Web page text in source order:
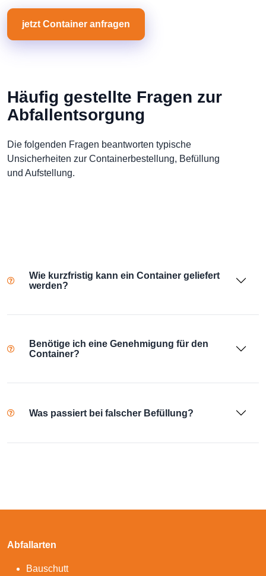
jetzt Container anfragen
Häufig gestellte Fragen zur
Abfallentsorgung
Die folgenden Fragen beantworten typische
Unsicherheiten zur Containerbestellung, Befüllung
und Aufstellung.
Wie kurzfristig kann ein Container geliefert
werden?
Benötige ich eine Genehmigung für den
Container?
Was passiert bei falscher Befüllung?
Abfallarten
Bauschutt